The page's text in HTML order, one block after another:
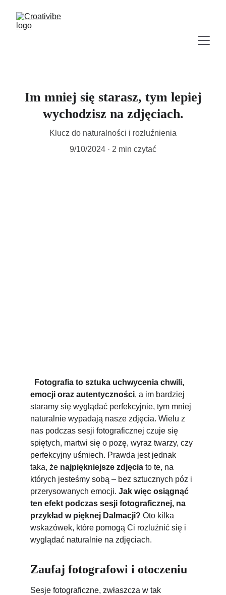
Im mniej się starasz, tym lepiej
wychodzisz na zdjęciach.
Klucz do naturalności i rozluźnienia
9/10/2024
2 min czytać
emocji oraz autentyczności, a im bardziej
staramy się wyglądać perfekcyjnie, tym mniej
naturalnie wypadają nasze zdjęcia. Wielu z
nas podczas sesji fotograficznej czuje się
spiętych, martwi się o pozę, wyraz twarzy, czy
perfekcyjny uśmiech. Prawda jest jednak
taka, że najpiękniejsze zdjęcia to te, na
których jesteśmy sobą – bez sztucznych póz i
przerysowanych emocji. Jak więc osiągnąć
ten efekt podczas sesji fotograficznej, na
przykład w pięknej Dalmacji? Oto kilka
wskazówek, które pomogą Ci rozluźnić się i
wyglądać naturalnie na zdjęciach.
Zaufaj fotografowi i otoczeniu
Sesje fotograficzne, zwłaszcza w tak